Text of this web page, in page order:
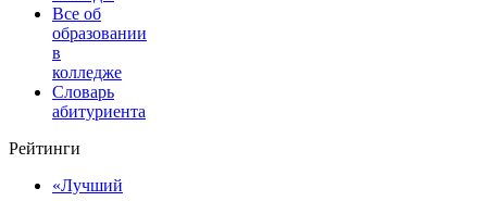
Все об
образовании
в
колледже
Словарь
абитуриента
Рейтинги
«Лучший